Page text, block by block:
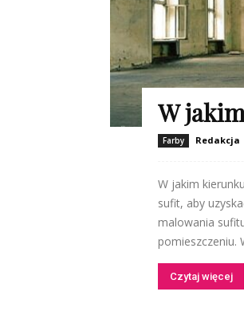
W
Farby Redakcja
W jakim
sufit, aby
malowania
pomieszczeniu.
Czytaj więcej